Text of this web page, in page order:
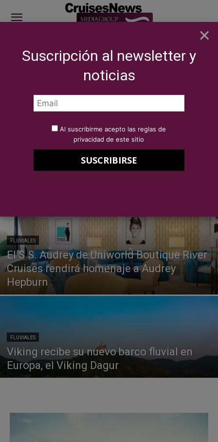
SITE SPONSOR: ICS 2026
COMPAÑÍAS
FLUVIALES
Transcend Cruises celebra el bautizo del
FLUVIALES
El S.S. Audrey de Uniworld Boutique River
Cruises rendirá homenaje a Audrey
Hepburn
FLUVIALES
Viking recibe su nuevo barco fluvial en
Europa, el Viking Dagur
×
Suscripción al newsletter y
noticias
Al suscribirme acepto las reglas de
privacidad de este sitio